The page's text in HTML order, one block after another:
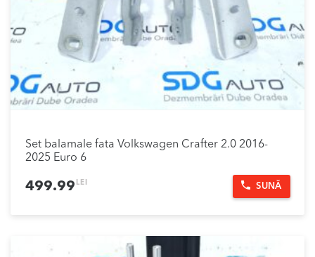
Set balamale fata Volkswagen Crafter 2.0 2016-
2025 Euro 6
499.99 LEI SUNĂ